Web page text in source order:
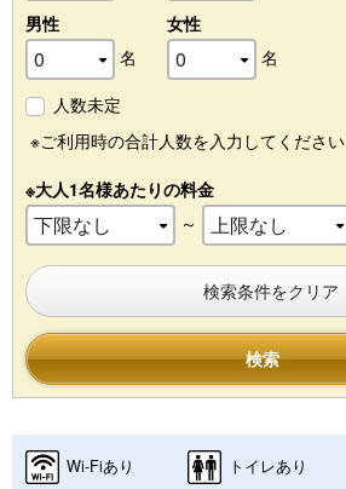
男性
名
女性
名
人数未定
※ご利用時の合計人数を入力してください
※大人1名様あたりの料金
～
検索条件をクリア
検索
Wi-Fiあり トイレあり